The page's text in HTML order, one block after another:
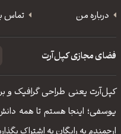
درباره من
تماس
فضای مجازی کپل‌آرت
کپل‌آرت یعنی طراحی گرافیک و
یوسفی؛ اینجا هستم تا همه